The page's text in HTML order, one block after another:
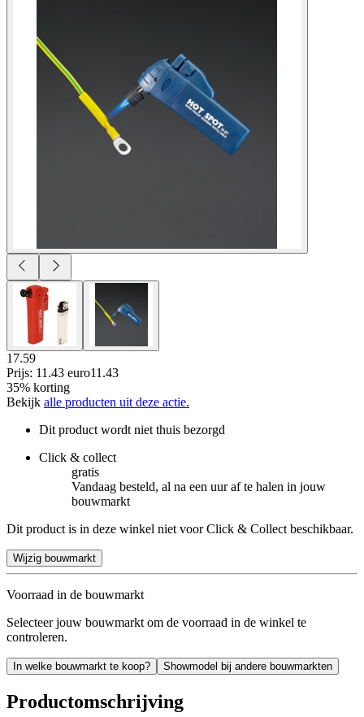
17.59
Prijs: 11.43 euro11 .43
35% korting
Bekijk alle producten uit deze actie.
Dit product wordt niet thuis bezorgd
Click & collect
gratis
Vandaag besteld, al na een uur af te halen in jouw
bouwmarkt
Dit product is in deze winkel niet voor Click & Collect beschikbaar.
Wijzig bouwmarkt
Voorraad in de bouwmarkt
Selecteer jouw bouwmarkt om de voorraad in de winkel te
controleren.
In welke bouwmarkt te koop? Showmodel bij andere bouwmarkten
Productomschrijving